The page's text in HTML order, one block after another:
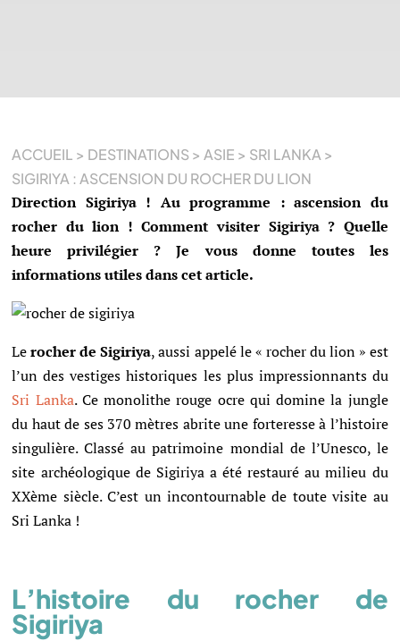
ACCUEIL > DESTINATIONS>ASIE > SRI LANKA >
SIGIRIYA : ASCENSION DU ROCHER DU LION
Direction Sigiriya ! Au programme : ascension du
rocher du lion ! Comment visiter Sigiriya ? Quelle
heure privilégier ? Je vous donne toutes les
informations utiles dans cet article.
Lerocher de Sigiriya, aussi appelé le « rocher du lion » est
l’un des vestiges historiques les plus impressionnants du
Sri Lanka. Ce monolithe rouge ocre qui domine la jungle
du haut de ses 370 mètres abrite une forteresse à l’histoire
singulière. Classé au patrimoine mondial de l’Unesco, le
site archéologique de Sigiriya a été restauré au milieu du
XXème siècle. C’est un incontournable de toute visite au
Sri Lanka !
L’histoire du rocher de
Sigiriya